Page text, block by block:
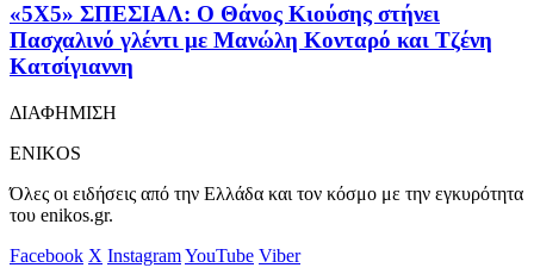
«5X5» ΣΠΕΣΙΑΛ: Ο Θάνος Κιούσης στήνει
Πασχαλινό γλέντι με Μανώλη Κονταρό και Τζένη
Κατσίγιαννη
ΔΙΑΦΗΜΙΣΗ
ENIKOS
Όλες οι ειδήσεις από την Ελλάδα και τον κόσμο με την εγκυρότητα
του enikos.gr.
Facebook X InstagramYouTube Viber